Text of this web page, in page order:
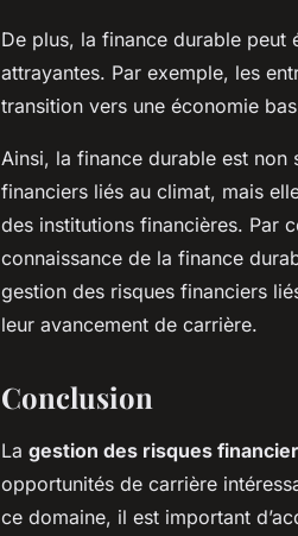
De plus, la finance durable peut
attrayantes. Par exemple, les
transition vers une économie
Ainsi, la finance durable est non
financiers liés au climat, mais
des institutions financières. Par
connaissance de la finance
gestion des risques financiers
leur avancement de carrière.
Conclusion
La gestion des risques
opportunités de carrière
ce domaine, il est important